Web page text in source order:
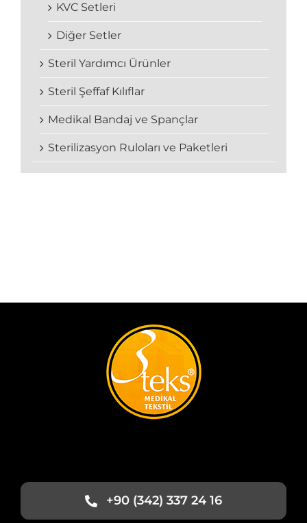
KVC Setleri
Diğer Setler
Steril Yardımcı Ürünler
Steril Şeffaf Kılıflar
Medikal Bandaj ve Spançlar
Sterilizasyon Ruloları ve Paketleri
+90 (342) 337 24 16